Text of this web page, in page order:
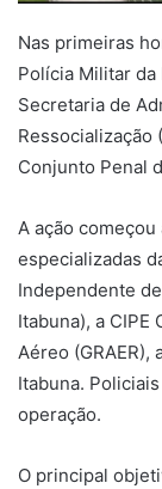
Nas primeiras
Polícia Militar da
Secretaria de
Ressocialização
Conjunto Penal
A ação
especializadas
Independente
Itabuna), a CIPE
Aéreo (GRAER),
Itabuna.
operação.
O principal